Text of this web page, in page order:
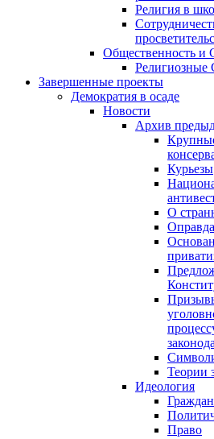
Религия в
Общественность
Завершенные проекты
Демократия в осаде
Новости
Архив
Курьезы
О
Теории
Идеология
Право